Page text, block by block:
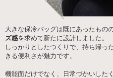
大きな保冷バッグは既にあったものの
ズ感を求めて新たに設計しました。
しっかりとしたつくりで、持ち帰っ
きる便利さが魅力です。
機能面だけでなく、日常づかいした